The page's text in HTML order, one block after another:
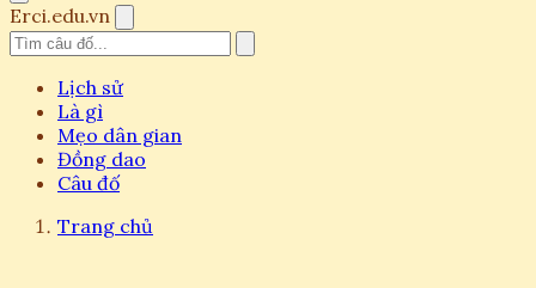
Erci.edu.vn
Lịch sử
Là gì
Mẹo dân gian
Đồng dao
Câu đố
Trang chủ